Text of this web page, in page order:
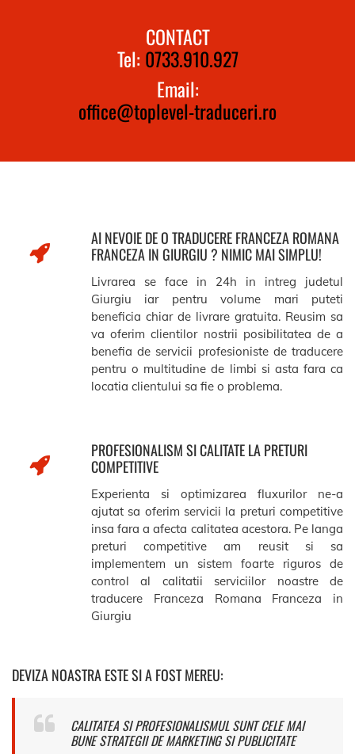
CONTACT
Tel: 0733.910.927
Email:
office@toplevel-traduceri.ro
AI NEVOIE DE O TRADUCERE FRANCEZA ROMANA
FRANCEZA IN GIURGIU ? NIMIC MAI SIMPLU!
Livrarea se face in 24h in intreg judetul
Giurgiu iar pentru volume mari puteti
beneficia chiar de livrare gratuita. Reusim sa
va oferim clientilor nostrii posibilitatea de a
benefia de servicii profesioniste de traducere
pentru o multitudine de limbi si asta fara ca
locatia clientului sa fie o problema.
PROFESIONALISM SI CALITATE LA PRETURI
COMPETITIVE
Experienta si optimizarea fluxurilor ne-a
ajutat sa oferim servicii la preturi competitive
insa fara a afecta calitatea acestora. Pe langa
preturi competitive am reusit si sa
implementem un sistem foarte riguros de
control al calitatii serviciilor noastre de
traducere Franceza Romana Franceza in
Giurgiu
DEVIZA NOASTRA ESTE SI A FOST MEREU:
CALITATEA SI PROFESIONALISMUL SUNT CELE MAI
BUNE STRATEGII DE MARKETING SI PUBLICITATE